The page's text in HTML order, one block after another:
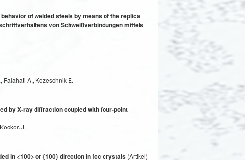
of welded steels by means of the replica
von Schweißverbindungen mittels
Falahati A., Kozeschnik E.
by X-ray diffraction coupled with four-point
J.
in <100> or {100} direction in fcc crystals(Artikel)